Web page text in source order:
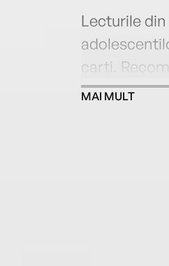
Lecturile
carti.
MAI MULT